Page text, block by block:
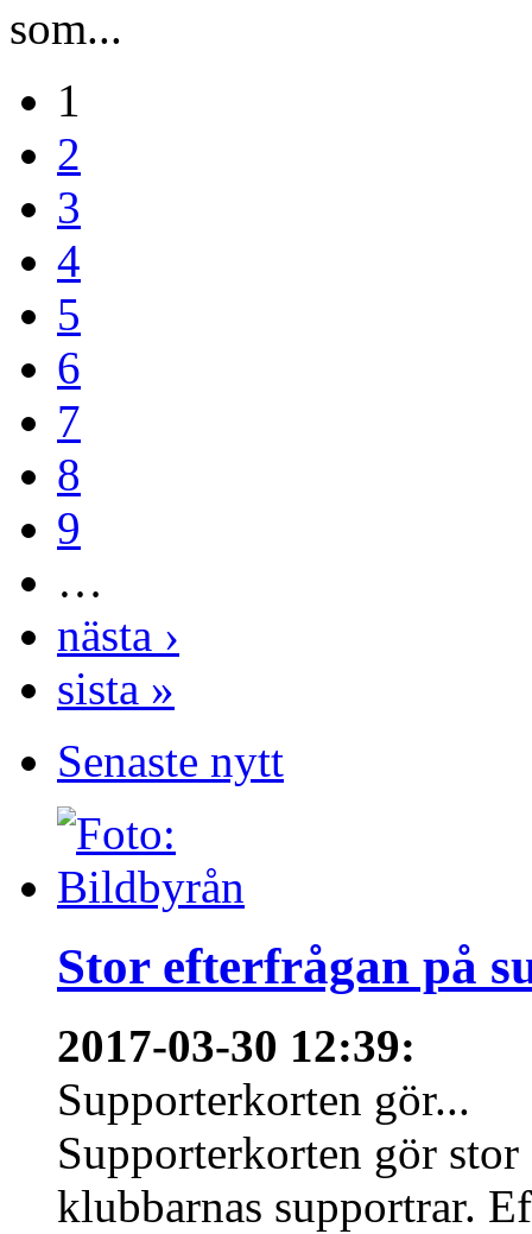
som...
1
2
3
4
5
6
7
8
9
…
nästa ›
sista »
Senaste nytt
Stor efterfrågan på
2017-03-30 12:39:
Supporterkorten gör...
Supporterkorten gör
klubbarnas supportrar.